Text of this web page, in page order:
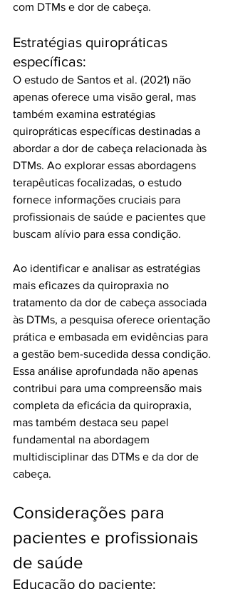
com DTMs e dor de cabeça.
Estratégias quiropráticas
específicas:
O estudo de Santos et al. (2021) não
apenas oferece uma visão geral, mas
também examina estratégias
quiropráticas específicas destinadas a
abordar a dor de cabeça relacionada às
DTMs. Ao explorar essas abordagens
terapêuticas focalizadas, o estudo
fornece informações cruciais para
profissionais de saúde e pacientes que
buscam alívio para essa condição.
Ao identificar e analisar as estratégias
mais eficazes da quiropraxia no
tratamento da dor de cabeça associada
às DTMs, a pesquisa oferece orientação
prática e embasada em evidências para
a gestão bem-sucedida dessa condição.
Essa análise aprofundada não apenas
contribui para uma compreensão mais
completa da eficácia da quiropraxia,
mas também destaca seu papel
fundamental na abordagem
multidisciplinar das DTMs e da dor de
cabeça.
Considerações para
pacientes e profissionais
de saúde
Educação do paciente: